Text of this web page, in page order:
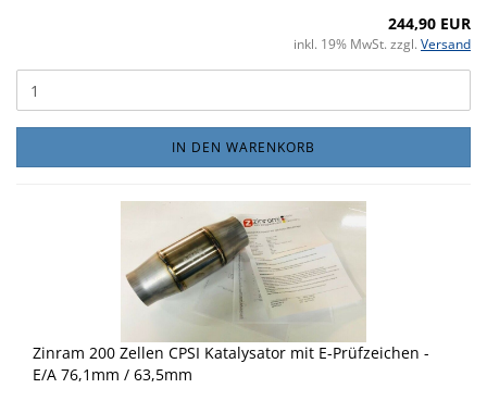
244,90 EUR
inkl. 19% MwSt. zzgl. Versand
IN DEN WARENKORB
Zinram 200 Zellen CPSI Katalysator mit E-Prüfzeichen -
E/A 76,1mm / 63,5mm